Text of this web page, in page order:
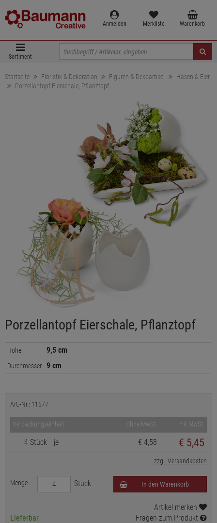
Anmelden Merkliste Warenkorb
Sortiment
Startseite Floristik & Dekoration Figuren & Dekoartikel
Hasen & Eier
Porzellantopf Eierschale, Pflanztopf
Porzellantopf Eierschale, Pflanztopf
Höhe 9,5 cm
Durchmesser 9 cm
Art.-Nr.: 11577
Verpackungseinheit ohne MwSt. mit MwSt.
4 Stück je € 4,58 € 5,45
zzgl. Versandkosten
Menge Stück In den Warenkorb
Lieferbar
Artikel merken
Fragen zum Produkt